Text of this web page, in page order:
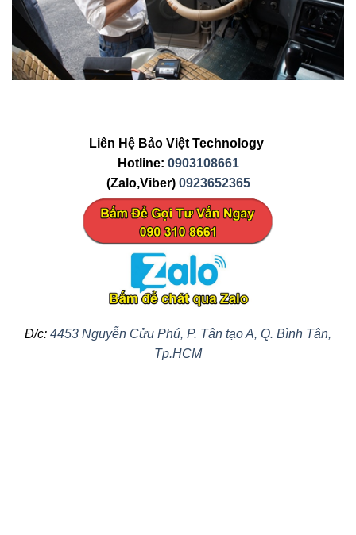
Liên Hệ Bảo Việt Technology
Hotline: 0903108661
(Zalo,Viber) 0923652365
Đ/c: 4453 Nguyễn Cửu Phú, P. Tân tạo A, Q. Bình Tân,
Tp.HCM